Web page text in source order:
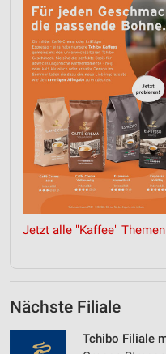
Jetzt alle "Kaffee"
Nächste Filiale
Tchibo Filiale